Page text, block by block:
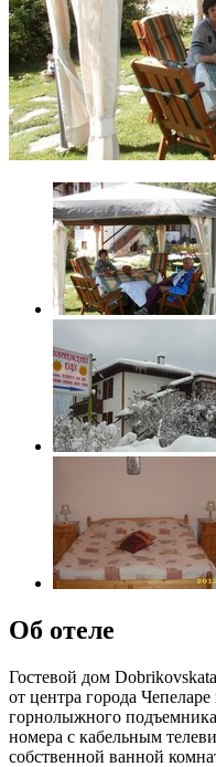
Об отеле
Гостевой дом
от центра города
горнолыжного
номера с кабельным
собственной ванной